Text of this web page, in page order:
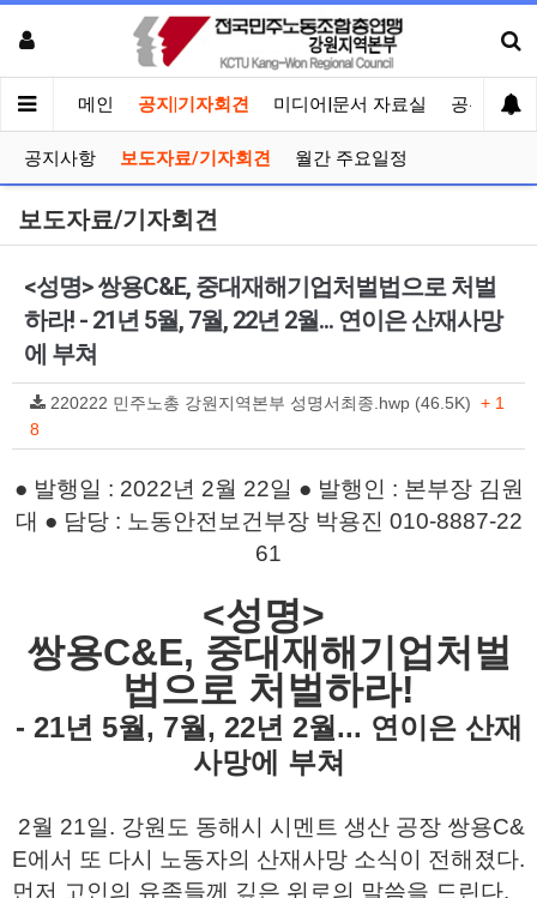
메인 공지|기자회견 미디어|문서 자료실 공유게시
공지사항 보도자료/기자회견 월간 주요일정
보도자료/기자회견
<성명> 쌍용C&E, 중대재해기업처벌법으로 처벌
하라! - 21년 5월, 7월, 22년 2월... 연이은 산재사망
에 부쳐
220222 민주노총 강원지역본부 성명서최종.hwp (46.5K) + 1
8
● 발행일 : 2022년 2월 22일 ● 발행인 : 본부장 김원
대 ● 담당 : 노동안전보건부장 박용진 010-8887-22
61
<성명>
쌍용C&E, 중대재해기업처벌
법으로 처벌하라!
- 21년 5월, 7월, 22년 2월... 연이은 산재
사망에 부쳐
2월 21일. 강원도 동해시 시멘트 생산 공장 쌍용C&
E에서 또 다시 노동자의 산재사망 소식이 전해졌다.
먼저 고인의 유족들께 깊은 위로의 말씀을 드린다.